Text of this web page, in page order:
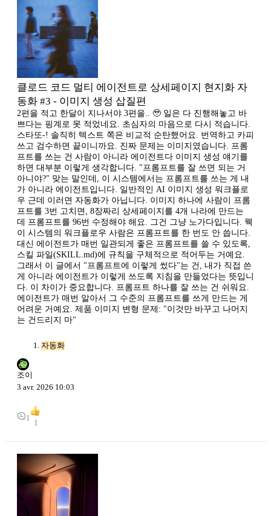
클로드 코드 멀티 에이전트로 상세페이지 현지화 자
동화 #3 - 이미지 생성 삽질편
2편을 적고 한달이 지나서야 3편을.. 🥹 일은 다 진행해놓고 바
쁘다는 핑계로 못 적었네요. 초심자의 마음으로 다시 적습니다.
스타또-! 솔직히 텍스트 쪽은 비교적 순탄했어요. 번역하고 카피
쓰고 검수하면 끝이니까요. 진짜 문제는 이미지였습니다. 프롬
프트를 쓰는 건 사람이 아니라 에이전트다 이미지 생성 얘기를
하면 대부분 이렇게 생각합니다. "프롬프트를 잘 쓰면 되는 거
아니야?" 맞는 말인데, 이 시스템에서는 프롬프트를 쓰는 게 내
가 아니라 에이전트입니다. 일반적인 AI 이미지 생성 워크플로
우 근데 이러면 자동화가 아닙니다. 이미지 하나에 사람이 프롬
프트를 3번 고치면, 8장짜리 상세페이지를 4개 나라에 만드는
데 프롬프트를 96번 수정해야 해요. 그건 그냥 노가다입니다. 웩
이 시스템의 워크플로우 사람은 프롬프트를 한 번도 안 씁니다.
대신 에이전트가 매번 일관되게 좋은 프롬프트를 쓸 수 있도록,
스킬 파일(SKILL.md)에 규칙을 구체적으로 적어두는 거예요.
그래서 이 글에서 "프롬프트에 이렇게 썼다"는 건, 내가 직접 쓴
게 아니라 에이전트가 이렇게 쓰도록 지침을 만들었다는 뜻입니
다. 이 차이가 중요합니다. 프롬프트 하나를 잘 쓰는 건 쉬워요.
에이전트가 매번 알아서 그 수준의 프롬프트를 쓰게 만드는 게
어려운 거예요. 제품 이미지 변형 문제: "이것만 바꾸고 나머지
는 건드리지 마"
자동화
조이
3 avr. 2026 10:03
1
1